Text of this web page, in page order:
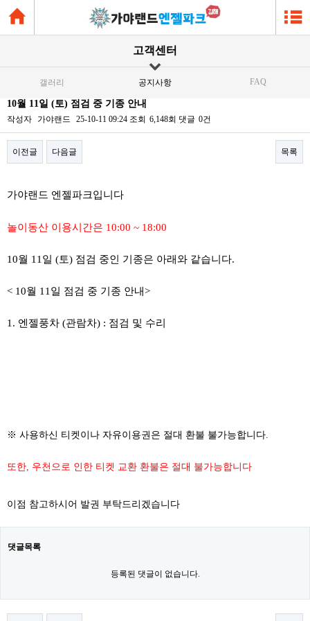
고객센터
갤러리 공지사항 FAQ
10월 11일 (토) 점검 중 기종 안내
작성자 가야랜드 25-10-11 09:24 조회 6,148회 댓글 0건
이전글 다음글 목록
가야랜드 엔젤파크입니다
놀이동산 이용시간은 10:00 ~ 18:00
10월 11일 (토) 점검 중인 기종은 아래와 같습니다.
< 10월 11일 점검 중 기종 안내>
1. 엔젤풍차 (관람차) : 점검 및 수리
※ 사용하신 티켓이나 자유이용권은 절대 환불 불가능합니다.
또한, 우천으로 인한 티켓 교환 환불은 절대 불가능합니다
이점 참고하시어 발권 부탁드리겠습니다
댓글목록
등록된 댓글이 없습니다.